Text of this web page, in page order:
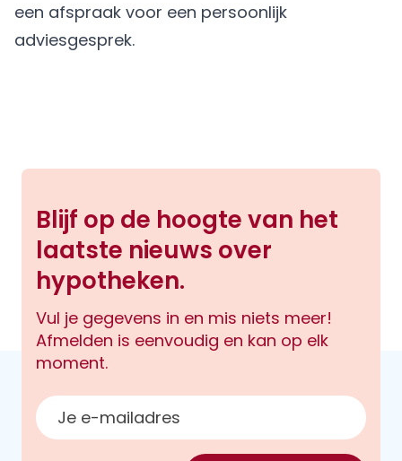
een afspraak voor een persoonlijk
adviesgesprek.
Blijf op de hoogte van het
laatste nieuws over
hypotheken.
Vul je gegevens in en mis niets meer!
Afmelden is eenvoudig en kan op elk
moment.
E-mailadres